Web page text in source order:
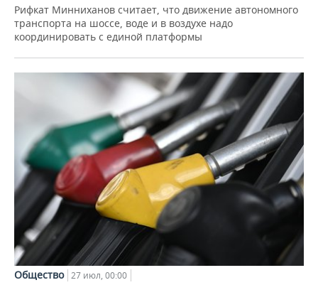
Рифкат Минниханов считает, что движение автономного
транспорта на шоссе, воде и в воздухе надо
координировать с единой платформы
Общество 27 июл, 00:00